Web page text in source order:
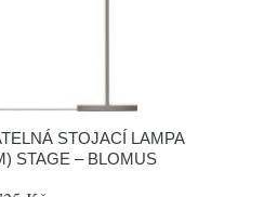
STOJACÍ LAMPA
STAGE – BLOMUS